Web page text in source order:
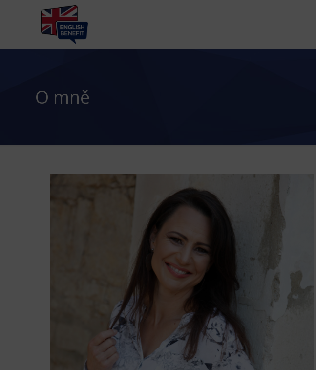
O mně